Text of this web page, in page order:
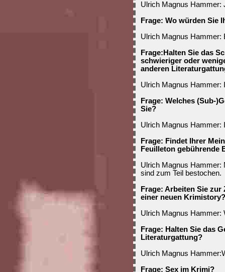
Ulrich Magnus Hammer:
Frage: Wo würden Sie
Ulrich Magnus Hammer:
Frage:Halten Sie das
schwieriger oder
anderen
Ulrich Magnus Hammer:
Frage: Welches (Sub-
Sie?
Ulrich Magnus Hammer:
Frage: Findet Ihrer
Feuilleton gebührende
Ulrich Magnus Hammer:
sind zum Teil bestochen.
Frage: Arbeiten Sie
einer neuen Krimistory?
Ulrich Magnus Hammer:
Frage: Halten Sie das
Literaturgattung?
Ulrich Magnus
Frage: Sex im Krimi?